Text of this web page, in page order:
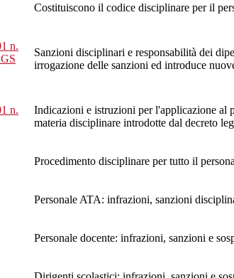
Costituiscono il codice disciplinare per il
n.
Sanzioni disciplinari e responsabilità dei
irrogazione delle sanzioni ed introduce
n.
Indicazioni e istruzioni per l'applicazione al
materia disciplinare introdotte dal decreto
Procedimento disciplinare per tutto il
Personale ATA: infrazioni, sanzioni
Personale docente: infrazioni, sanzioni e